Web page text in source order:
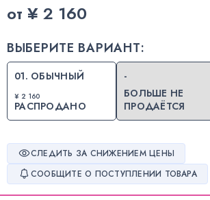
от ¥ 2 160
ВЫБЕРИТЕ ВАРИАНТ:
01. ОБЫЧНЫЙ
¥ 2 160
РАСПРОДАНО
-
БОЛЬШЕ НЕ
ПРОДАЁТСЯ
СЛЕДИТЬ ЗА СНИЖЕНИЕМ ЦЕНЫ
СООБЩИТЕ О ПОСТУПЛЕНИИ ТОВАРА